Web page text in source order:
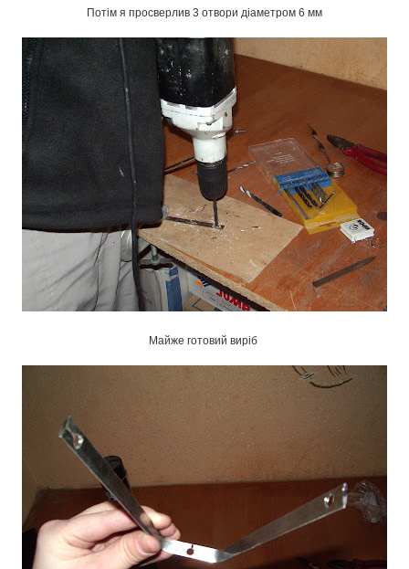
Потім я просверлив 3 отвори діаметром 6 мм
Майже готовий виріб